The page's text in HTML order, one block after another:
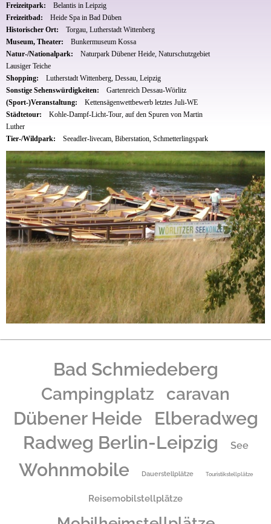
Freizeitpark:
Belantis in Leipzig
Freizeitbad:
Heide Spa in Bad Düben
Historischer Ort:
Torgau, Lutherstadt Wittenberg
Museum, Theater:
Bunkermuseum Kossa
Natur-/Nationalpark:
Naturpark Dübener Heide, Naturschutzgebiet
Lausiger Teiche
Shopping:
Lutherstadt Wittenberg, Dessau, Leipzig
Sonstige Sehenswürdigkeiten:
Gartenreich Dessau-Wörlitz
(Sport-)Veranstaltung:
Kettensägenwettbewerb letztes Juli-WE
Städtetour:
Kohle-Dampf-Licht-Tour, auf den Spuren von Martin
Luther
Tier-/Wildpark:
Seeadler-livecam, Biberstation, Schmetterlingspark
Bad Schmiedeberg
Campingplatz caravan
Dübener Heide
Elberadweg
Radweg Berlin-Leipzig
See
Wohnmobile Dauerstellplätze Touristikstellplätze
Reisemobilstellplätze